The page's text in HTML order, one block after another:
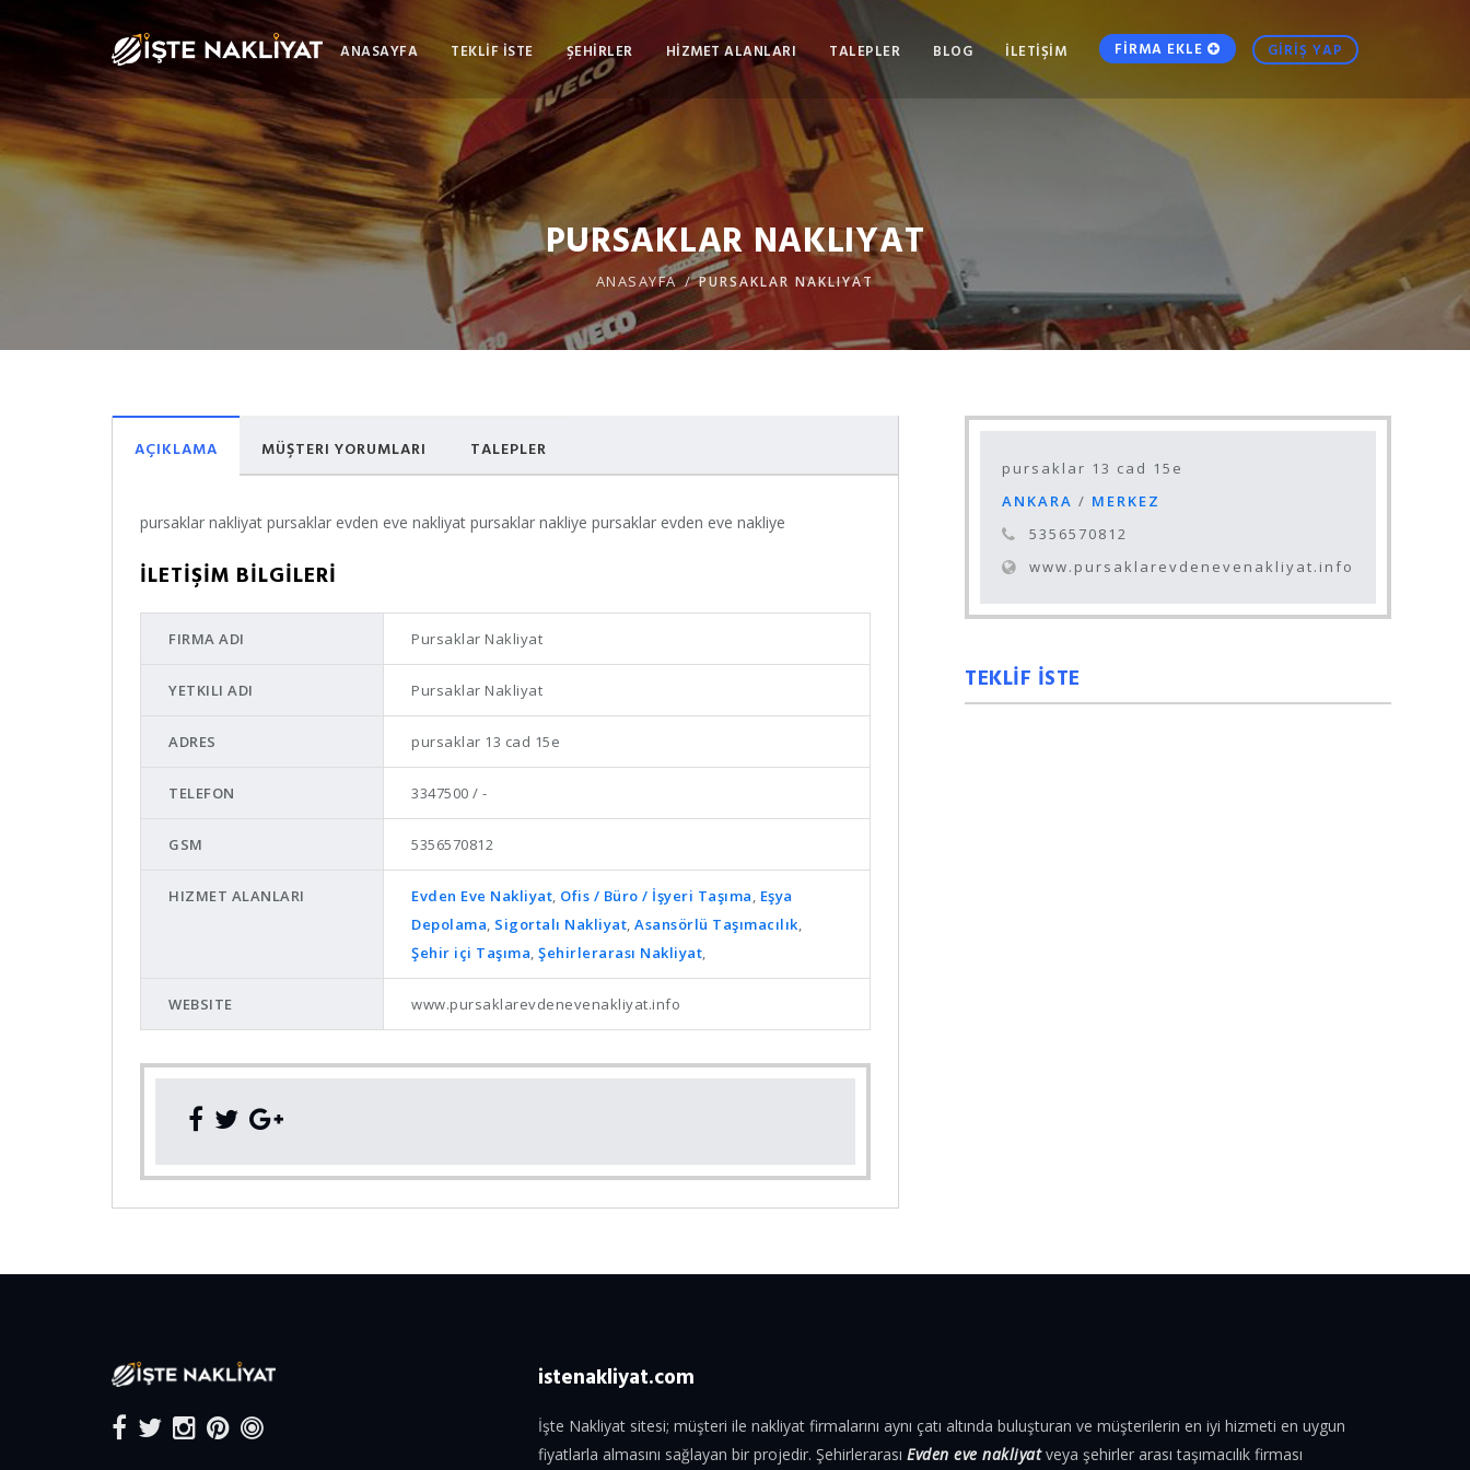
ANASAYFA TEKLİF İSTE ŞEHİRLER HİZMET ALANLARI TALEPLER BLOG İLETİŞİM FİRMA EKLE GİRİŞ YAP
PURSAKLAR NAKLIYAT
ANASAYFA PURSAKLAR NAKLIYAT
AÇIKLAMA MÜŞTERI YORUMLARI TALEPLER
pursaklar nakliyat pursaklar evden eve nakliyat pursaklar nakliye pursaklar evden eve nakliye
İLETİŞİM BİLGİLERİ
FIRMA ADI Pursaklar Nakliyat
YETKILI ADI Pursaklar Nakliyat
ADRES pursaklar 13 cad 15e
TELEFON 3347500 / -
GSM 5356570812
HIZMET ALANLARI Evden Eve Nakliyat, Ofis / Büro / İşyeri Taşıma, Eşya
Depolama, Sigortalı Nakliyat, Asansörlü Taşımacılık,
Şehir içi Taşıma, Şehirlerarası Nakliyat,
WEBSITE www.pursaklarevdenevenakliyat.info
pursaklar 13 cad 15e
ANKARA / MERKEZ
5356570812
www.pursaklarevdenevenakliyat.info
TEKLİF İSTE
istenakliyat.com
İşte Nakliyat sitesi; müşteri ile nakliyat firmalarını aynı çatı altında buluşturan ve müşterilerin en iyi hizmeti en uygun
fiyatlarla almasını sağlayan bir projedir. Şehirlerarası Evden eve nakliyatveya şehirler arası taşımacılık firması